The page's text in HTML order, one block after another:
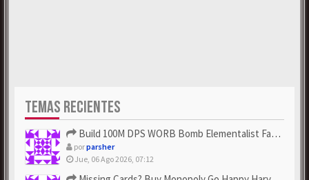
TEMAS RECIENTES
Build 100M DPS WORB Bomb Elementalist Fast - Grab POE Curren...
porparsher
Jue, 06 Ago 2026, 07:12